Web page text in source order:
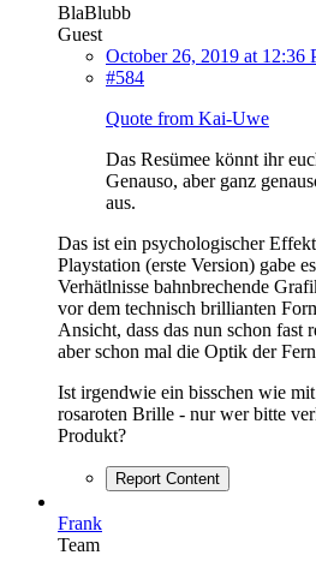
BlaBlubb
Guest
October 26, 2019 at 12:36
#584
Quote from Kai-Uwe
Das Resümee könnt ihr
Genauso, aber ganz
aus.
Das ist ein psychologischer
Playstation (erste Version) gabe
Verhätlnisse bahnbrechende
vor dem technisch brillianten
Ansicht, dass das nun schon fast
aber schon mal die Optik der
Ist irgendwie ein bisschen wie
rosaroten Brille - nur wer bitte
Produkt?
Report Content
Frank
Team